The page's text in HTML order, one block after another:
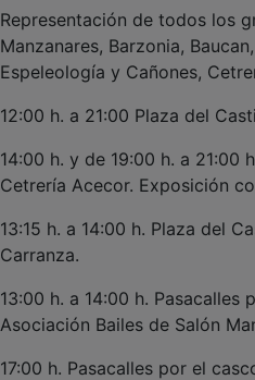
Representación de todos los
Manzanares, Barzonia,
Espeleología y Cañones,
12:00 h. a 21:00 Plaza del
14:00 h. y de 19:00 h. a 21:00
Cetrería Acecor. Exposición
13:15 h. a 14:00 h. Plaza del
Carranza.
13:00 h. a 14:00 h.
Asociación Bailes de Salón
17:00 h. Pasacalles por el